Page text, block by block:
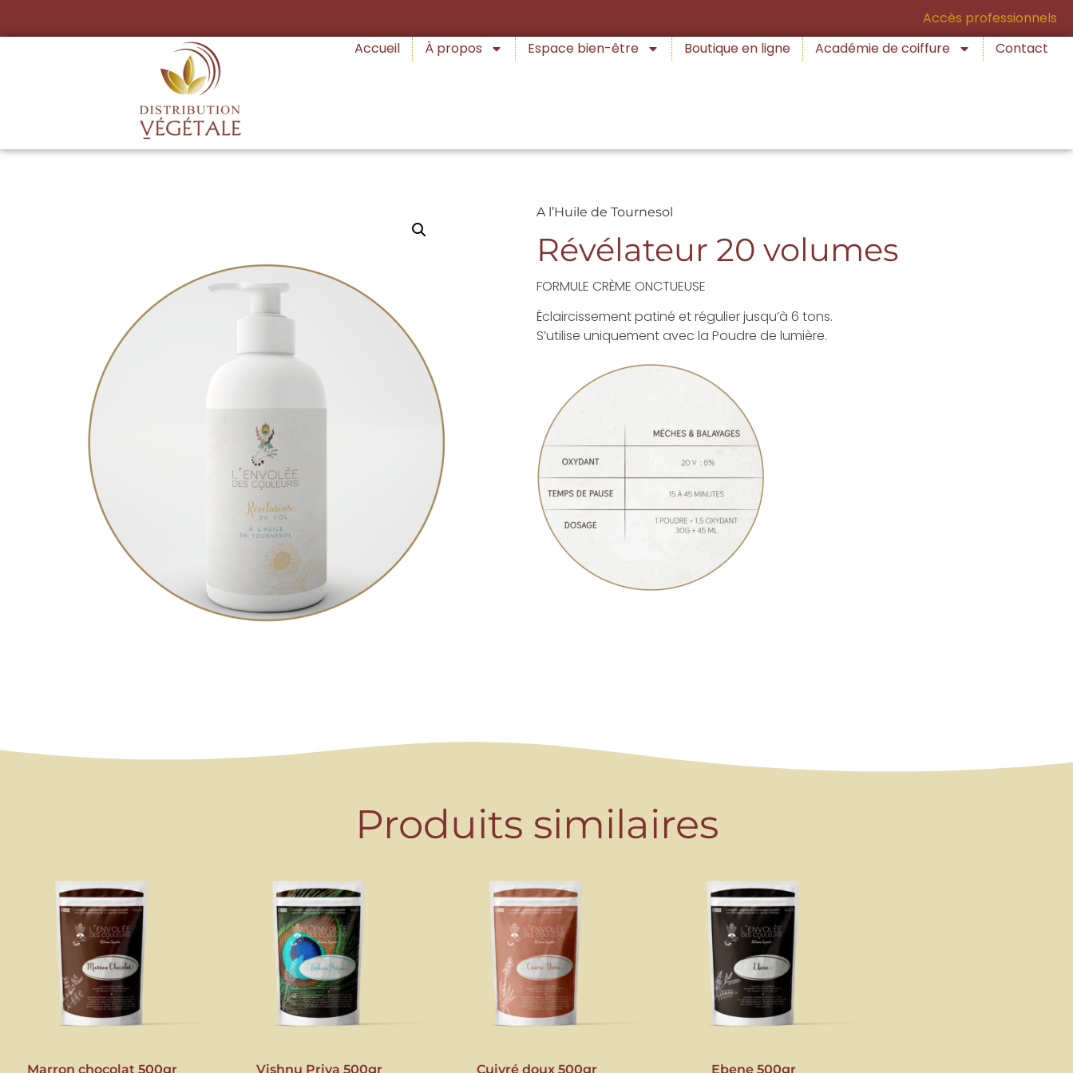
Accès professionnels
Accueil
À propos Espace bien-être Boutique en ligne Académie de coiffure Contact
A l’Huile de Tournesol
Révélateur 20 volumes
FORMULE CRÈME ONCTUEUSE
Éclaircissement patiné et régulier jusqu’à 6 tons.
S’utilise uniquement avec la Poudre de lumière.
Produits similaires
Marron chocolat 500gr Vishnu Priya 500gr Cuivré doux 500gr Ebene 500gr